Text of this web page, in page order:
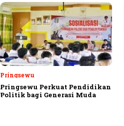
Pringsewu
Pringsewu Perkuat Pendidikan
Politik bagi Generasi Muda